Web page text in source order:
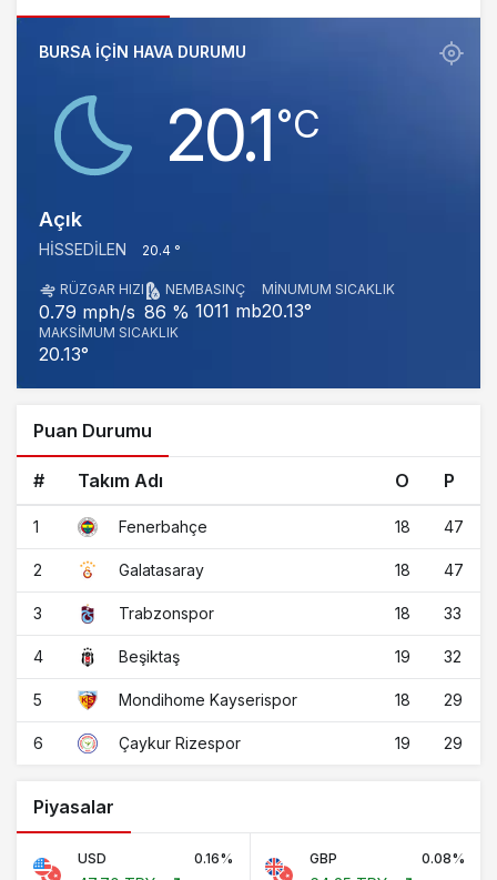
BURSA IÇIN HAVA DURUMU
20.1‎°C
Açık
HISSEDILEN 20.4 °
RÜZGAR HIZI
0.79 mph/s
NEM
86 %
BASINÇ
1011 mb
MINUMUM SICAKLIK
20.13°
MAKSIMUM SICAKLIK
20.13°
Puan Durumu
# Takım Adı O P
1 Fenerbahçe 18 47
2 Galatasaray 18 47
3 Trabzonspor 18 33
4 Beşiktaş 19 32
5 Mondihome Kayserispor 18 29
6 Çaykur Rizespor 19 29
Piyasalar
USD 0.16% GBP 0.08%